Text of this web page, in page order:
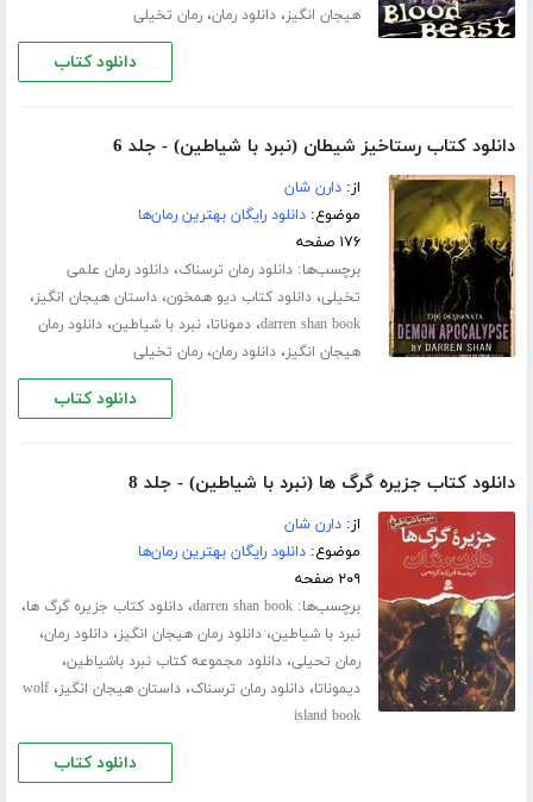
هیجان انگیز،دانلود رمان،رمان تخیلی
دانلود کتاب
دانلود کتاب رستاخیز شیطان (نبرد با شیاطین) - جلد 6
از:دارن شان
موضوع:دانلود رایگان بهترین رمان‌ها
۱۷۶ صفحه
برچسب‌ها:دانلود رمان ترسناک،دانلود رمان علمی
تخیلی،دانلود کتاب دیو همخون،داستان هیجان انگیز،
darren shan book،دموناتا،نبرد با شیاطین،دانلود رمان
هیجان انگیز،دانلود رمان،رمان تخیلی
دانلود کتاب
دانلود کتاب جزیره گرگ ها (نبرد با شیاطین) - جلد 8
از:دارن شان
موضوع:دانلود رایگان بهترین رمان‌ها
۲۰۹ صفحه
برچسب‌ها:darren shan book،دانلود کتاب جزیره گرگ ها،
نبرد با شیاطین،دانلود رمان هیجان انگیز،دانلود رمان،
رمان تحیلی،دانلود مجموعه کتاب نبرد باشیاطین،
دیموناتا،دانلود رمان ترسناک،داستان هیجان انگیز،wolf
island book
دانلود کتاب